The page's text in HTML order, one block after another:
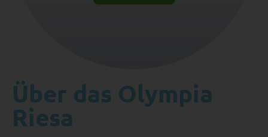
Über das Olympia
Riesa